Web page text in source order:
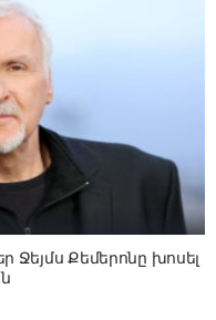
Ջեյմս Քեմերոնը խոսել